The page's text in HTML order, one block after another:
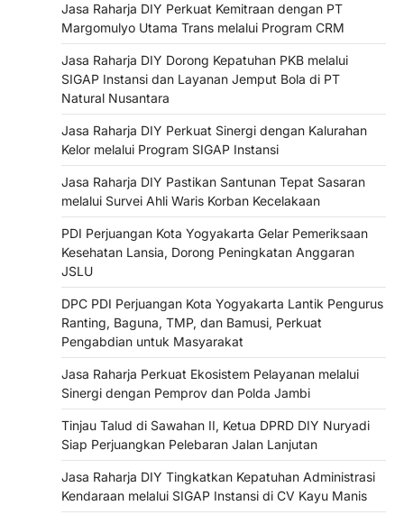
Jasa Raharja DIY Perkuat Kemitraan dengan PT
Margomulyo Utama Trans melalui Program CRM
Jasa Raharja DIY Dorong Kepatuhan PKB melalui
SIGAP Instansi dan Layanan Jemput Bola di PT
Natural Nusantara
Jasa Raharja DIY Perkuat Sinergi dengan Kalurahan
Kelor melalui Program SIGAP Instansi
Jasa Raharja DIY Pastikan Santunan Tepat Sasaran
melalui Survei Ahli Waris Korban Kecelakaan
PDI Perjuangan Kota Yogyakarta Gelar Pemeriksaan
Kesehatan Lansia, Dorong Peningkatan Anggaran
JSLU
DPC PDI Perjuangan Kota Yogyakarta Lantik Pengurus
Ranting, Baguna, TMP, dan Bamusi, Perkuat
Pengabdian untuk Masyarakat
Jasa Raharja Perkuat Ekosistem Pelayanan melalui
Sinergi dengan Pemprov dan Polda Jambi
Tinjau Talud di Sawahan II, Ketua DPRD DIY Nuryadi
Siap Perjuangkan Pelebaran Jalan Lanjutan
Jasa Raharja DIY Tingkatkan Kepatuhan Administrasi
Kendaraan melalui SIGAP Instansi di CV Kayu Manis